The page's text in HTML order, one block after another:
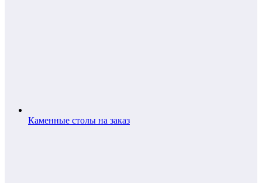
Каменные столы на заказ